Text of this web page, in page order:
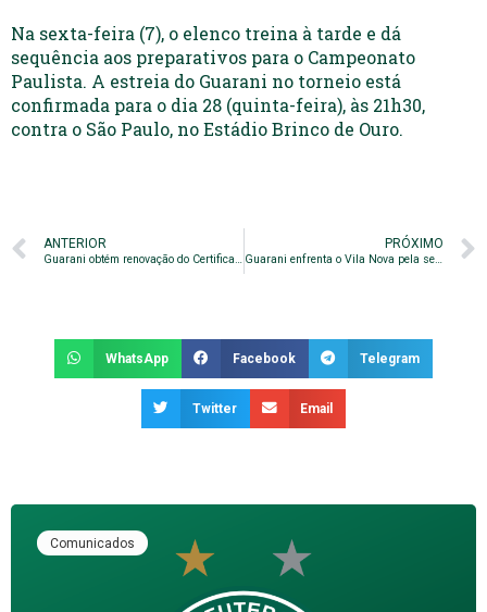
Na sexta-feira (7), o elenco treina à tarde e dá
sequência aos preparativos para o Campeonato
Paulista. A estreia do Guarani no torneio está
confirmada para o dia 28 (quinta-feira), às 21h30,
contra o São Paulo, no Estádio Brinco de Ouro.
ANTERIOR
Guarani obtém renovação do Certificado de Clube Formador
PRÓXIMO
Guarani enfrenta o Vila Nova pela segunda rodada da Copinha
WhatsApp Facebook Telegram
Twitter Email
Comunicados